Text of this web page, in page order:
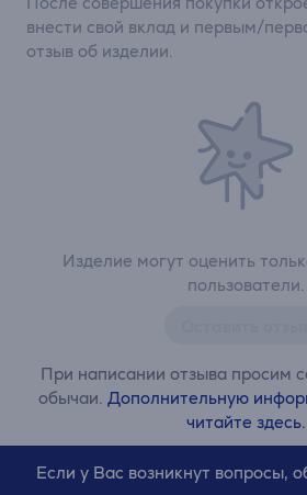
Изделие могут оценить
пользователи.
При написании отзыва просим
обычаи. Дополнительную
читайте здесь.
внести свой вклад и первым/
отзыв об изделии.
Если у Вас возникнут вопросы,